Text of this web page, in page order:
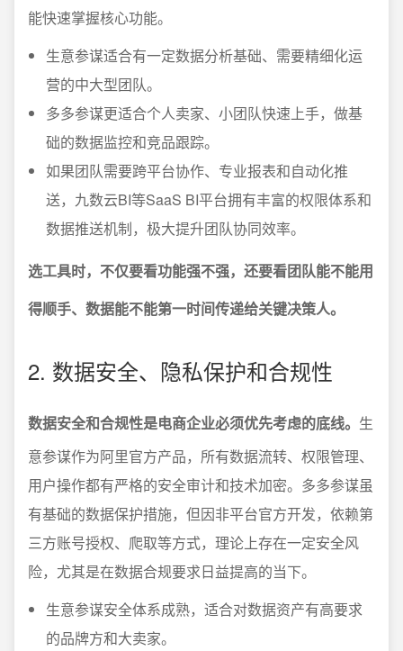
能快速掌握核心功能。
生意参谋适合有一定数据分析基础、需要精细化运
营的中大型团队。
多多参谋更适合个人卖家、小团队快速上手，做基
础的数据监控和竞品跟踪。
如果团队需要跨平台协作、专业报表和自动化推
送，九数云BI等SaaS BI平台拥有丰富的权限体系和
数据推送机制，极大提升团队协同效率。
选工具时，不仅要看功能强不强，还要看团队能不能用
得顺手、数据能不能第一时间传递给关键决策人。
2. 数据安全、隐私保护和合规性
数据安全和合规性是电商企业必须优先考虑的底线。 生
意参谋作为阿里官方产品，所有数据流转、权限管理、
用户操作都有严格的安全审计和技术加密。多多参谋虽
有基础的数据保护措施，但因非平台官方开发，依赖第
三方账号授权、爬取等方式，理论上存在一定安全风
险，尤其是在数据合规要求日益提高的当下。
生意参谋安全体系成熟，适合对数据资产有高要求
的品牌方和大卖家。